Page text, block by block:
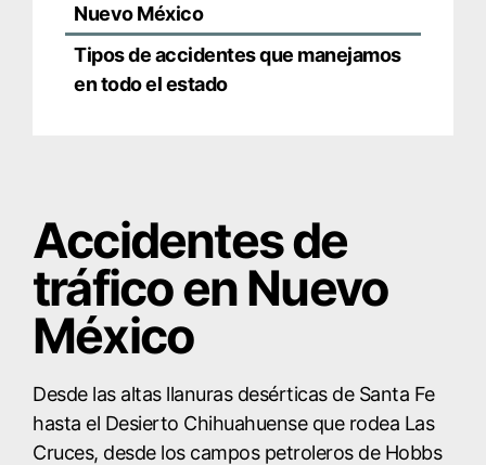
Nuevo México
Tipos de accidentes que manejamos
en todo el estado
Accidentes de
tráfico en Nuevo
México
Desde las altas llanuras desérticas de Santa Fe
hasta el Desierto Chihuahuense que rodea Las
Cruces, desde los campos petroleros de Hobbs